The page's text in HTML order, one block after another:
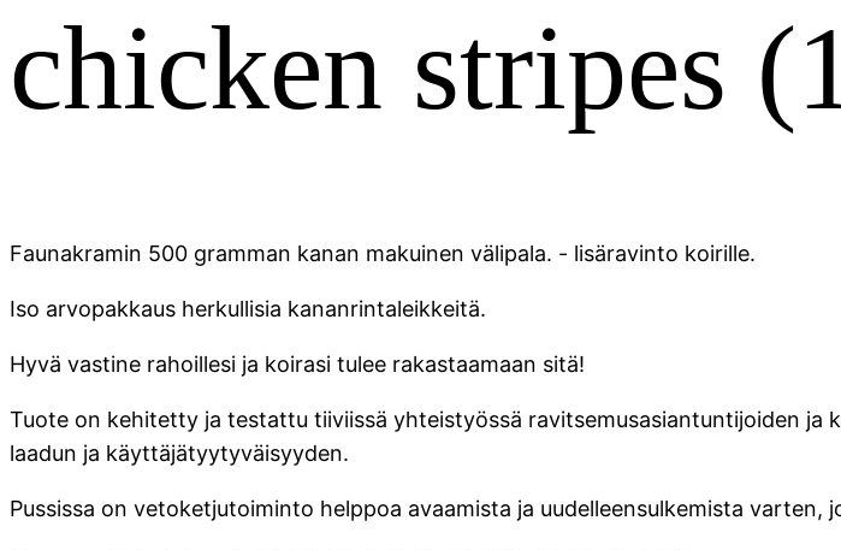
chicken stripes
Faunakramin 500 gramman kanan makuinen välipala. - lisäravinto koirille.
Iso arvopakkaus herkullisia kananrintaleikkeitä.
Hyvä vastine rahoillesi ja koirasi tulee rakastaamaan sitä!
Tuote on kehitetty ja testattu tiiviissä yhteistyössä ravitsemusasiantuntijoiden ja
laadun ja käyttäjätyytyväisyyden.
Pussissa on vetoketjutoiminto helppoa avaamista ja uudelleensulkemista varten,